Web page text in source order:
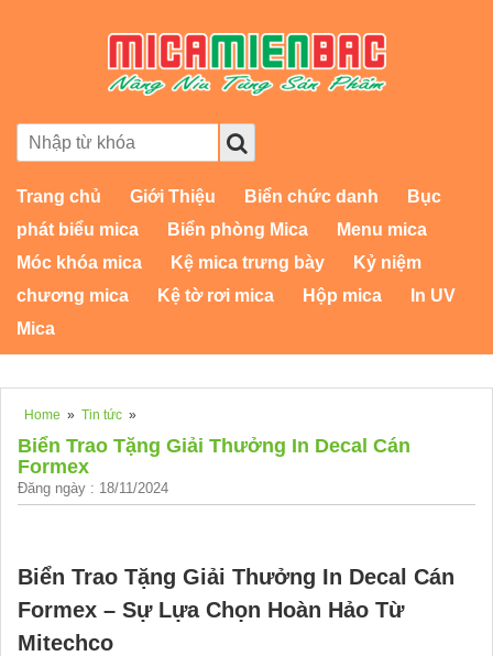
Trang chủ Giới Thiệu Biển chức danh
Bục
phát biểu mica
Biển phòng Mica
Menu mica
Móc khóa mica
Kệ mica trưng bày
Kỷ niệm
chương mica
Kệ tờ rơi mica Hộp mica
In UV
Mica
Home » Tin tức »
Biển Trao Tặng Giải Thưởng In Decal Cán
Formex
Đăng ngày : 18/11/2024
Biển Trao Tặng Giải Thưởng In Decal Cán
Formex – Sự Lựa Chọn Hoàn Hảo Từ
Mitechco